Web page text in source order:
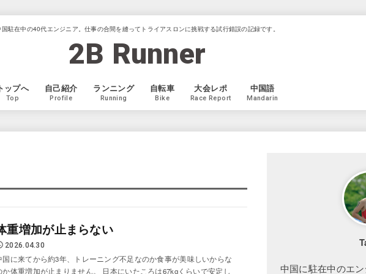
国駐在中の40代エンジニア。仕事の合間を縫ってトライアスロンに挑戦する試行錯誤の記録です。
2B Runner
ップへ
Top
自己紹介
Profile
ランニング
Running
自転車
Bike
大会レポ
Race Report
中国語
Mandarin
重増加が止まらない
2026.04.30
国に来てから約3年、トレーニング不足なのか食事が美味しいからな
か体重増加が止まりません。 日本にいたころは67kgくらいで安定し
中国に駐在中のエ